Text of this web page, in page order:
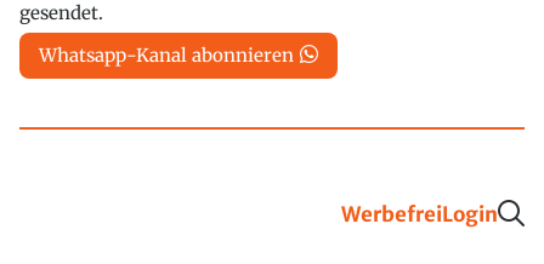
gesendet.
Whatsapp-Kanal abonnieren
WerbefreiLogin